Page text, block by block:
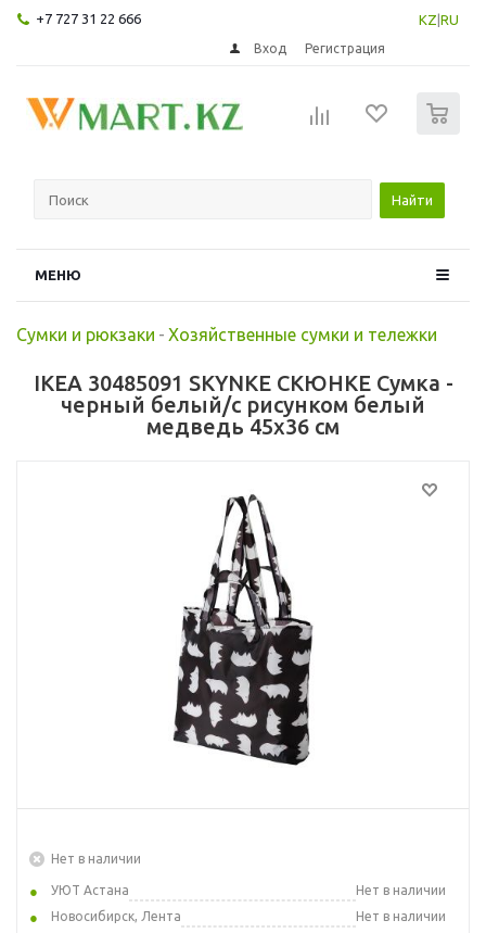
+7 727 31 22 666 KZ RU
Вход Регистрация
Найти
МЕНЮ
Сумки и рюкзаки - Хозяйственные сумки и тележки
IKEA 30485091 SKYNKE СКЮНКЕ Сумка -
черный белый/с рисунком белый
медведь 45x36 см
Нет в наличии
УЮТ Астана
Нет в наличии
Новосибирск, Лента
Нет в наличии